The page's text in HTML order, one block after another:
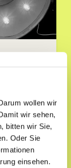
wollen wir
wir sehen,
bitten wir Sie,
Oder Sie
einsehen.